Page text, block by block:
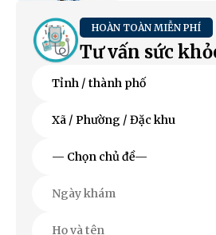
HOÀN TOÀN MIỄN PHÍ
Tư vấn sức